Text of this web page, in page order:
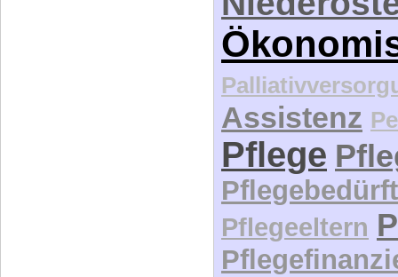
Assistenz
Pflege
Pflegeeltern